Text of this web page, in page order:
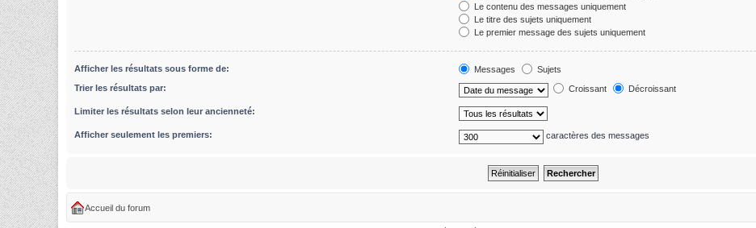
Le contenu des messages uniquement
Le titre des sujets uniquement
Le premier message des sujets uniquement
Afficher les résultats sous forme de: Messages
Sujets
Trier les résultats par:
Croissant Décroissant
Limiter les résultats selon leur ancienneté:
Afficher seulement les premiers: caractères des messages
Accueil du forum